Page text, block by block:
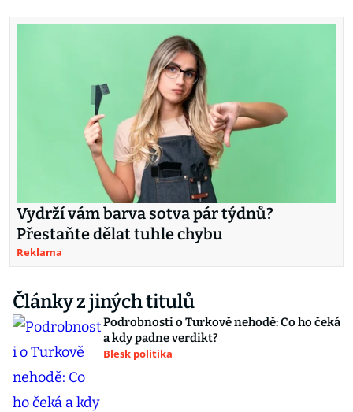
Vydrží vám barva sotva pár týdnů?
Přestaňte dělat tuhle chybu
Reklama
Články z jiných titulů
Podrobnosti o Turkově nehodě: Co ho čeká
a kdy padne verdikt?
Blesk politika